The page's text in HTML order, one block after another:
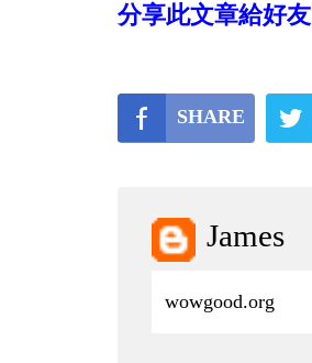
分享此文章給好友
SHARE
James
wowgood.org